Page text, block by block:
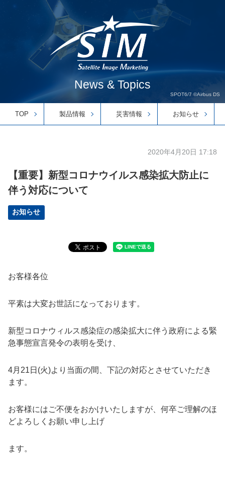
News & Topics
SPOT6/7 ©Airbus DS
TOP 製品情報 災害情報 お知らせ
2020年4月20日 17:18
【重要】新型コロナウイルス感染拡大防止に
伴う対応について
お知らせ
お客様各位
平素は大変お世話になっております。
新型コロナウィルス感染症の感染拡大に伴う政府による緊
急事態宣言発令の表明を受け、
4月 21 日 (火)より当面の間、下記の対応とさせていただき
ます。
お客様にはご不便をおかけいたしますが、何卒ご理解のほ
どよろしくお願い申し上げ
ます。